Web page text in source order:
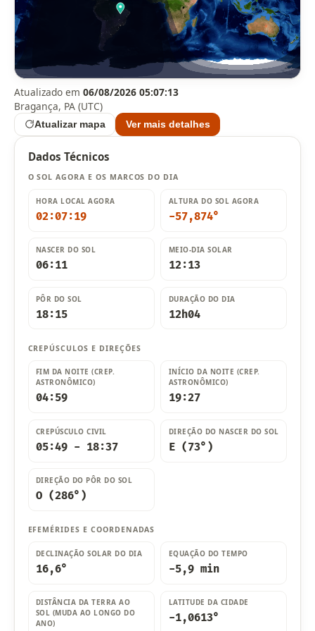
Atualizado em06/08/2026 05:07:13
Bragança, PA (UTC)
Atualizar mapa Ver mais detalhes
Dados Técnicos
O SOL AGORA E OS MARCOS DO DIA
HORA LOCAL AGORA
02:07:21
ALTURA DO SOL AGORA
-57,867°
NASCER DO SOL
06:11
MEIO-DIA SOLAR
12:13
PÔR DO SOL
18:15
DURAÇÃO DO DIA
12h04
CREPÚSCULOS E DIREÇÕES
FIM DA NOITE (CREP.
ASTRONÔMICO)
04:59
INÍCIO DA NOITE (CREP.
ASTRONÔMICO)
19:27
CREPÚSCULO CIVIL
05:49 - 18:37
DIREÇÃO DO NASCER DO SOL
E (73°)
DIREÇÃO DO PÔR DO SOL
O (286°)
EFEMÉRIDES E COORDENADAS
DECLINAÇÃO SOLAR DO DIA
16,6°
EQUAÇÃO DO TEMPO
-5,9 min
DISTÂNCIA DA TERRA AO
SOL (MUDA AO LONGO DO
ANO)
LATITUDE DA CIDADE
-1,0613°